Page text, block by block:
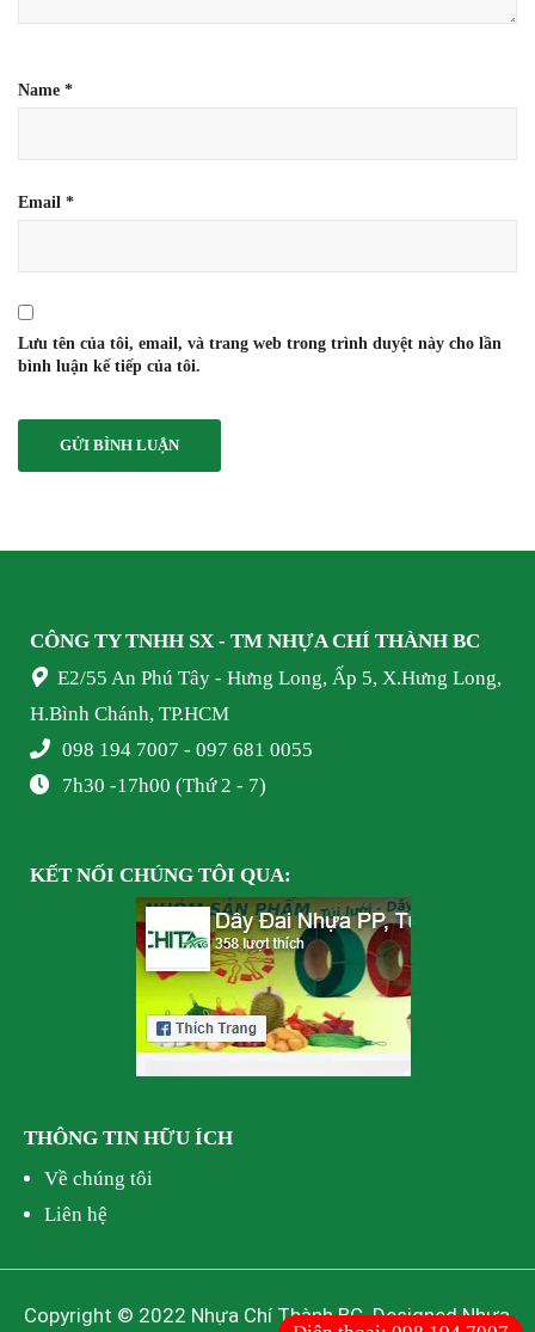
Name *
Email *
Lưu tên của tôi, email, và trang web trong trình duyệt này cho lần
bình luận kế tiếp của tôi.
CÔNG TY TNHH SX - TM NHỰACHÍ THÀNH BC
E2/55 An Phú Tây - Hưng Long, Ấp 5, X.Hưng Long,
H.Bình Chánh, TP.HCM
098 194 7007 - 097 681 0055
7h30 -17h00 (Thứ 2 - 7)
KẾT NỐI CHÚNG TÔI QUA:
THÔNG TIN HỮU ÍCH
Về chúng tôi
Liên hệ
Copyright © 2022 Nhựa Chí Thành BC. Designed Nhựa